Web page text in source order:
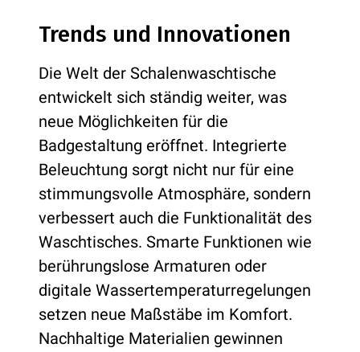
Trends und Innovationen
Die Welt der Schalenwaschtische
entwickelt sich ständig weiter, was
neue Möglichkeiten für die
Badgestaltung eröffnet. Integrierte
Beleuchtung sorgt nicht nur für eine
stimmungsvolle Atmosphäre, sondern
verbessert auch die Funktionalität des
Waschtisches. Smarte Funktionen wie
berührungslose Armaturen oder
digitale Wassertemperaturregelungen
setzen neue Maßstäbe im Komfort.
Nachhaltige Materialien gewinnen